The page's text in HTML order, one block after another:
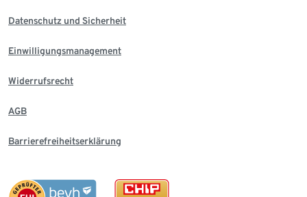
Datenschutz und Sicherheit
Einwilligungsmanagement
Widerrufsrecht
AGB
Barrierefreiheitserklärung